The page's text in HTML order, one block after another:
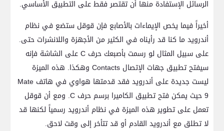
الرسائل الإستفادة منها أن تقتصر فقط على التطبيق الأساسي.
أخيراً فيما يخص الإيماءات بالأصابع فإن قوقل ستضع في نظام
أندرويد ما كنا قد رأيناه في الكثير من الأجهزة واللانشرات حتى.
على سبيل المثال لو رسمت بأصبعك حرف C على الشاشة فإنه
سيفتح تطبيق جهات الإتصال Contacts وهكذا. هذه الميزة
ليست جديدة على أندرويد فقد قدمتها هواوي في هاتف Mate
9 حيث يمكن فتح تطبيق الكاميرا برسم حرف C. ومع أن قوقل
تعمل على تطوير هذه الميزة في نظام أندرويد رسمياً لكنها قد
لا تطلق مع أندرويد القادم أو قد تتأخر إلى وقت لاحق.